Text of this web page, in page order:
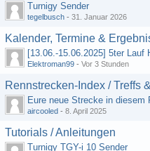
Turnigy Sender
tegelbusch - 31. Januar 2026
Kalender, Termine &
Elektroman99 - Vor 3 Stunden
Rennstrecken-Index / Treffs
Eure neue Strecke in diesem
aircooled - 8. April 2025
Tutorials / Anleitungen
Turnigy TGY-i 10 Sender